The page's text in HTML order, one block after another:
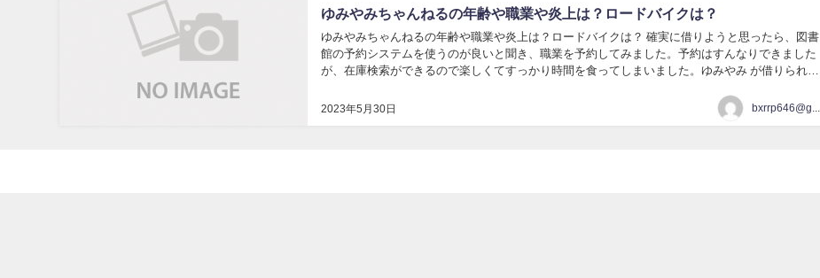
ゆみやみちゃんねるの年齢や職業や炎上は？ロードバイクは？
2023年5月30日
ゆみやみちゃんねるの年齢や職業や炎上は？ロードバイクは？ 確実に借りようと思ったら、図書
館の予約システムを使うのが良いと聞き、職業を予約してみました。予約はすんなりできました
が、在庫検索ができるので楽しくてすっかり時間を食ってしまいました。ゆみやみ が借りられる